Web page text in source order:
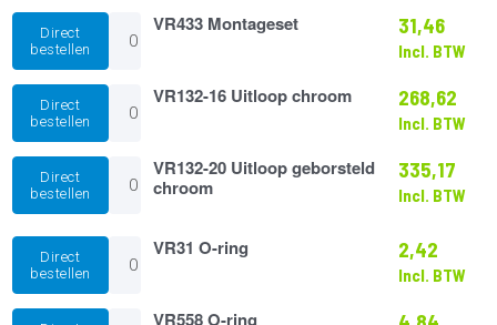
RVS
aantal
Direct
bestellen
VR433
Montageset
aantal
VR433 Montageset 31,46
Incl. BTW
Direct
bestellen
VR132-
Uitloop
chroom
aantal
VR132-16 Uitloop chroom 268,62
Incl. BTW
Direct
bestellen
VR132-
Uitloop
chroom
aantal
VR132-20 Uitloop geborsteld
chroom
335,17
Incl. BTW
Direct
bestellen
VR31
ring
aantal
VR31 O-ring 2,42
Incl. BTW
VR558VR558 O-ring